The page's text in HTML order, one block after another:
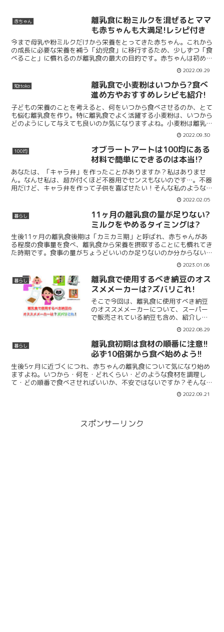
赤ちゃん
離乳食に粉ミルクを混ぜるとママ
も赤ちゃんも大満足!レシピ付き
今まで母乳や粉ミルクだけから栄養をとってきた赤ちゃん。これから
の成長に必要な栄養を補う「幼児食」に移行するため、少しずつ「食
べること」に慣れるのが離乳食の最大の目的です。赤ちゃんは初めて
の舌触りや飲み込むことや味の違いに戸惑い、なかなか離乳...2022.09.29
知ttoko
離乳食で小麦粉はいつから?食べ
進め方やおすすめレシピも紹介!
子どもの栄養のことを考えると、何をいつから食べさせるのか、とて
も悩む離乳食を作り。特に離乳食でよく活躍する小麦粉は、いつから
どのようにして与えても良いのか気になりますよね。小麦粉は離乳食
を始めて1ヶ月くらい経った後、おかゆに慣れてきた頃に与...2022.09.30
100均
オブラートアートは100均にある
材料で簡単にできるのは本当!?
あなたは、「キャラ弁」を作ったことがありますか？私はありませ
ん。なんせ私は、超が付くほど不器用でセンスもないのです…。不器
用だけど、キャラ弁を作って子供を喜ばせたい！そんな私のような願
望をもつあなたに朗報です！オブラートアートを使えば、材料...
2022.02.05
暮らし
11ヶ月の離乳食の量が足りない?
ミルクをやめるタイミングは?
生後11ヶ月の離乳食後期は「カミカミ期」と呼ばれ、赤ちゃんがあ
る程度の食事量を食べ、離乳食から栄養を摂取することにも慣れてき
た時期です。食事の量がちょうどいいのか足りないのか分からない…
美味しそうに離乳食を食べる姿を微笑ましいと思いつつも、...2023.01.06
暮らし
離乳食で使用するべき納豆のオス
スメメーカーは?ズバリこれ!
そこで今回は、離乳食に使用すべき納豆
のオススメメーカーについて、スーパー
で販売されている納豆も含め、紹介しま
すので最後までご覧いただけると嬉しい
です。この記事が日々お子様の健康を気
にかけている優しいママの力に、少しで
もなれると嬉しいです！
2022.08.29
暮らし
離乳食初期は食材の順番に注意!!
必ず10倍粥から食べ始めよう!!
生後5ヶ月に近づくにつれ、赤ちゃんの離乳食について気になり始め
ますよね。いつから・何を・どれくらい・どのような食材を調理し
て・どの順番で食べさせればいいか、不安ではないですか？そんな不
安を解決するために離乳食初期に、どのような食材をどの順番...
2022.09.21
スポンサーリンク